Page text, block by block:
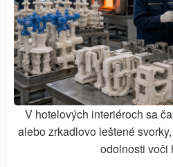
V hotelových interiéroch sa
alebo zrkadlovo leštené
odolnosti voči